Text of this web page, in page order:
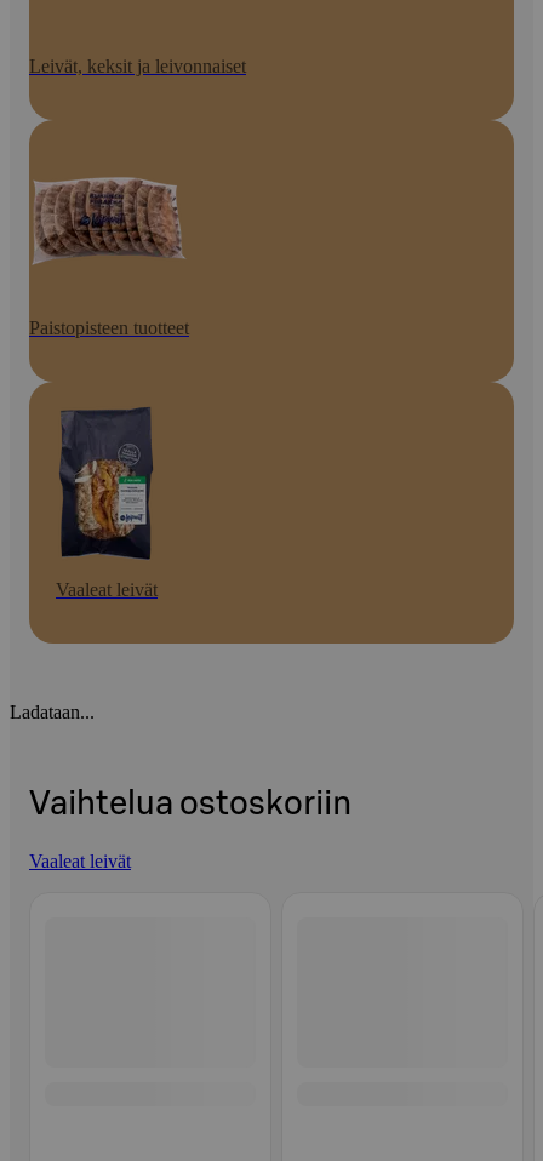
Leivät, keksit ja leivonnaiset
Paistopisteen tuotteet
Vaaleat leivät
Ladataan...
Vaihtelua ostoskoriin
Vaaleat leivät